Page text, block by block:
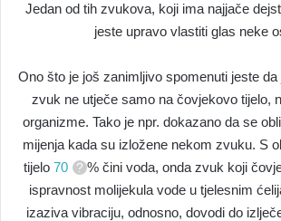
Jedan od tih zvukova, koji ima najjače
jeste upravo vlastiti glas neke
Ono što je još zanimljivo spomenuti jeste
zvuk ne utječe samo na čovjekovo tijelo,
organizme. Tako je npr. dokazano da se
mijenja kada su izložene nekom zvuku. S
tijelo 70
% čini voda, onda zvuk koji
ispravnost molijekula vode u tjelesnim
izaziva vibraciju, odnosno, dovodi do